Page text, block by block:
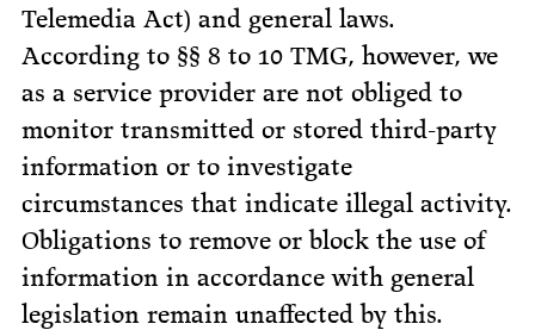
Telemedia Act) and general laws.
According to §§ 8 to 10 TMG, however, we
as a service provider are not obliged to
monitor transmitted or stored third-party
information or to investigate
circumstances that indicate illegal activity.
Obligations to remove or block the use of
information in accordance with general
legislation remain unaffected by this.